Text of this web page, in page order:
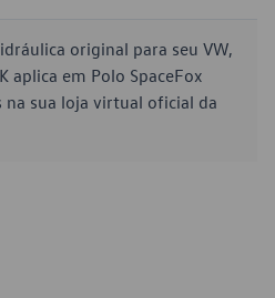
original para seu VW,
em Polo SpaceFox
na sua loja virtual oficial da